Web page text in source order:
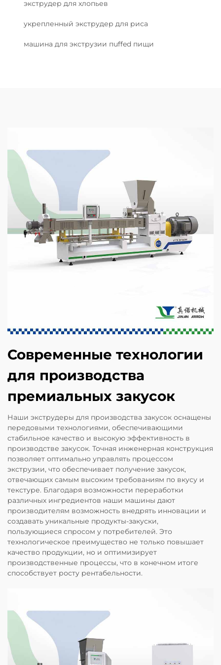
экструдер для хлопьев
укрепленный экструдер для риса
машина для экструзии пuffed пищи
Современные технологии
для производства
премиальных закусок
Наши экструдеры для производства закусок оснащены
передовыми технологиями, обеспечивающими
стабильное качество и высокую эффективность в
производстве закусок. Точная инженерная конструкция
позволяет оптимально управлять процессом
экструзии, что обеспечивает получение закусок,
отвечающих самым высоким требованиям по вкусу и
текстуре. Благодаря возможности переработки
различных ингредиентов наши машины дают
производителям возможность внедрять инновации и
создавать уникальные продукты-закуски,
пользующиеся спросом у потребителей. Это
технологическое преимущество не только повышает
качество продукции, но и оптимизирует
производственные процессы, что в конечном итоге
способствует росту рентабельности.